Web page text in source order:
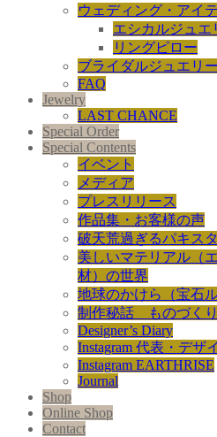
ウェディング・アイ
エシカルジュエ
リングピロー
ブライダルジュエリー
FAQ
Jewelry
LAST CHANCE
Special Order
Special Contents
イベント
メディア
プレスリリース
作品集・お客様の声
破天荒過ぎるパキス
美しいマテリアル（
材）の世界
地球のかけら（宝石
制作秘話 ものづく
Designer’s Diary
Instagram 代表・デザ
Instagram EARTHRISE
Journal
Shop
Online Shop
Contact